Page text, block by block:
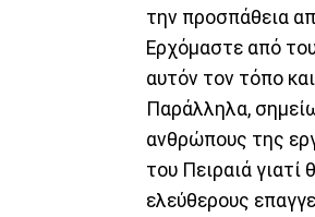
την προσπάθεια
Ερχόμαστε από
αυτόν τον τόπο
Παράλληλα,
ανθρώπους της
του Πειραιά
ελεύθερους